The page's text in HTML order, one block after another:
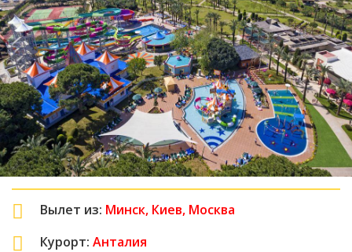
Вылет из: Минск, Киев, Москва
Курорт: Анталия